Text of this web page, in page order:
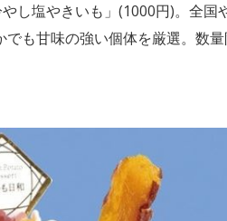
し塩やきいも」(1000円)。全国
も甘味の強い個体を厳選。数